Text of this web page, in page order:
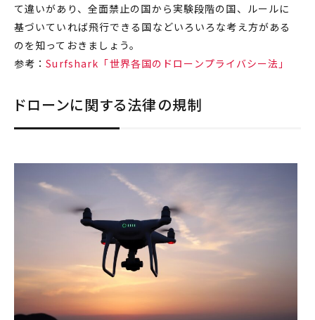
て違いがあり、全面禁止の国から実験段階の国、ルールに
基づいていれば飛行できる国などいろいろな考え方がある
のを知っておきましょう。
参考：Surfshark「世界各国のドローンプライバシー法」
ドローンに関する法律の規制